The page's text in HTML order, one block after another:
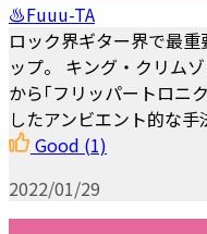
♨Fuuu-TA
ロック界ギター界で最
ップ。 キング・クリム
から｢フリッパートロニ
したアンビエント的な手
Good (1)
2022/01/29